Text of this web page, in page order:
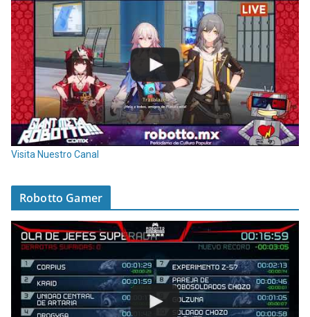
Visita Nuestro Canal
Robotto Gamer